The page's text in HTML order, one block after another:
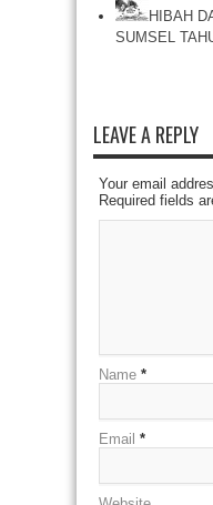
HIBAH
SUMSEL
LEAVE A REPLY
Your email
Required fields
Name *
Email *